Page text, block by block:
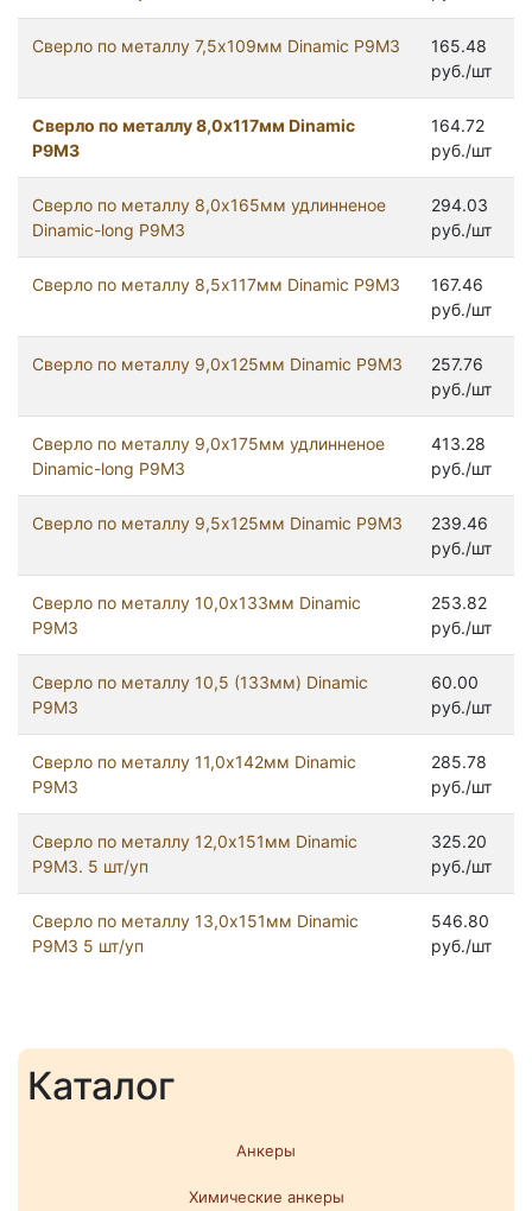
Каталог
Анкеры
Химические анкеры
Сверло по металлу 7,5х109мм Dinamic Р9М3
165.48
руб./шт
Сверло по металлу 8,0х117мм Dinamic
Р9М3
164.72
руб./шт
Сверло по металлу 8,0х165мм удлинненое
Dinamic-long Р9М3
294.03
руб./шт
Сверло по металлу 8,5х117мм Dinamic Р9М3
167.46
руб./шт
Сверло по металлу 9,0х125мм Dinamic Р9М3
257.76
руб./шт
Сверло по металлу 9,0х175мм удлинненое
Dinamic-long Р9М3
413.28
руб./шт
Сверло по металлу 9,5х125мм Dinamic Р9М3
239.46
руб./шт
Сверло по металлу 10,0х133мм Dinamic
Р9М3
253.82
руб./шт
Сверло по металлу 10,5 (133мм) Dinamic
Р9М3
60.00
руб./шт
Сверло по металлу 11,0х142мм Dinamic
Р9М3
285.78
руб./шт
Сверло по металлу 12,0х151мм Dinamic
Р9М3. 5 шт/уп
325.20
руб./шт
Сверло по металлу 13,0х151мм Dinamic
Р9М3 5 шт/уп
546.80
руб./шт